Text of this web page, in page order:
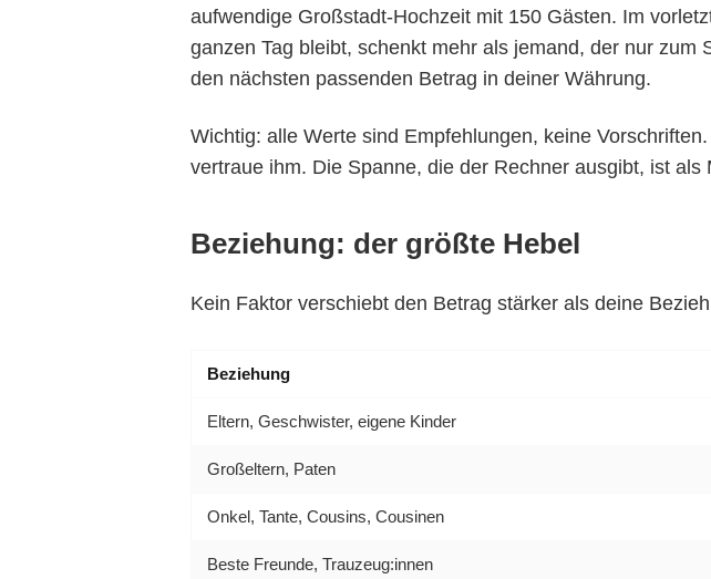
aufwendige Großstadt-Hochzeit mit 150 Gästen. Im
ganzen Tag bleibt, schenkt mehr als jemand, der nur
den nächsten passenden Betrag in deiner Währung.
Wichtig: alle Werte sind Empfehlungen, keine
vertraue ihm. Die Spanne, die der Rechner ausgibt, ist
Beziehung: der größte Hebel
Kein Faktor verschiebt den Betrag stärker als deine
Beziehung
Eltern, Geschwister, eigene Kinder
Großeltern, Paten
Onkel, Tante, Cousins, Cousinen
Beste Freunde, Trauzeug:innen